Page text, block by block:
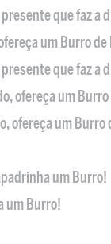
que faz a
um Burro
que faz a
ofereça um
ofereça um
um Burro!
um Burro!